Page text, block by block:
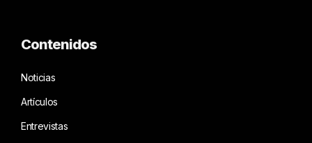
Contenidos
Noticias
Artículos
Entrevistas